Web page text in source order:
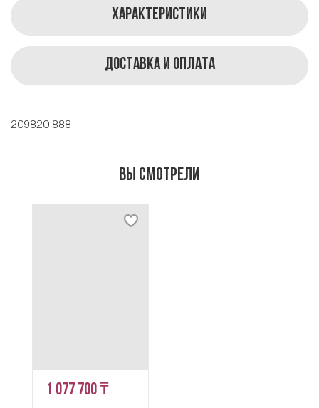
Характеристики
Доставка и оплата
209820.888
Вы смотрели
1 077 700 ₸